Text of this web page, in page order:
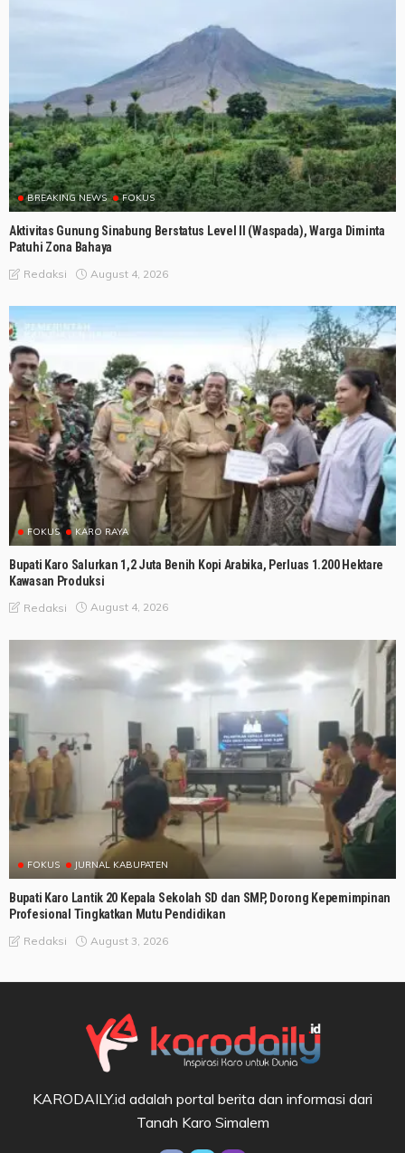
BREAKING NEWS FOKUS
Aktivitas Gunung Sinabung Berstatus Level II (Waspada), Warga Diminta
Patuhi Zona Bahaya
Redaksi August 4, 2026
FOKUS KARO RAYA
Bupati Karo Salurkan 1,2 Juta Benih Kopi Arabika, Perluas 1.200 Hektare
Kawasan Produksi
Redaksi August 4, 2026
FOKUS JURNAL KABUPATEN
Bupati Karo Lantik 20 Kepala Sekolah SD dan SMP, Dorong Kepemimpinan
Profesional Tingkatkan Mutu Pendidikan
Redaksi August 3, 2026
KARODAILY.id adalah portal berita dan informasi dari
Tanah Karo Simalem